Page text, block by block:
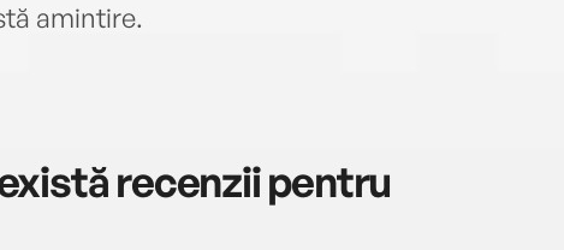
amintire.
recenzii pentru